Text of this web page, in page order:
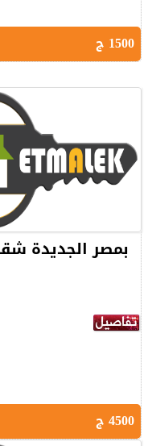
1500 ج
بمصر الجديدة شقة
4500 ج